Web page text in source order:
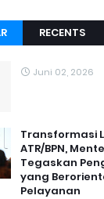
RECENTS
Juni 02, 2026
Transformasi
ATR/BPN,
Tegaskan
yang
Pelayanan